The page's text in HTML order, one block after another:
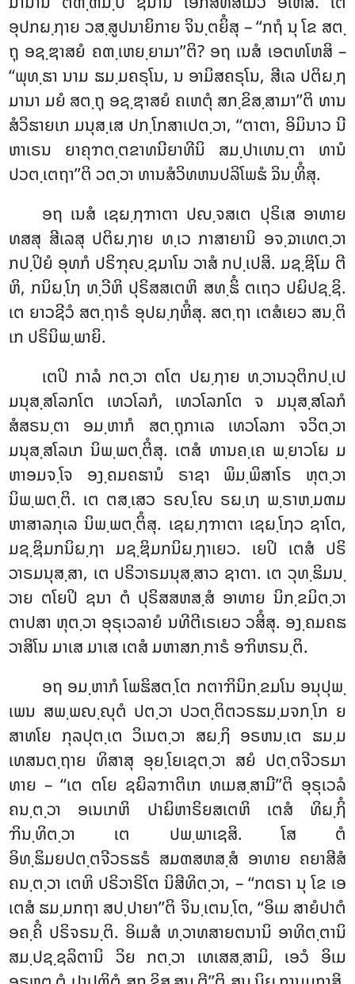
ອຸປກຏ຺ຐາຍ ວສ຺ສູປນາຍິກາຍ ຈິນ຺ຕຍິໍສຸ – ‘‘ກຖໍ ນຸ ໂຂ ສຕ຺
ຖຸ ອຊ຺ຌາສຍໍ ຄຓ຺ເຫຍ຺ຍາມາ’’ຕິ? ອຖ ເນສໍ ເອຕທໂຫສິ –
‘‘ພຸທ຺ຘາ ນາມ ຘມ຺ມຄຣຸໂນ, ນ ອາມິສຄຣຸໂນ, ສີເລ ປຕິຏ຺ຐ
ມານາ ມຍໍ ສຕ຺ຖຸ ອຊ຺ຌາສຍໍ ຄເຫຕຸໍ ສກ຺ຂິສ຺ສາມາ’’ຕິ ທານ
ສໍວິຘາຍເກ ມນຸສ຺ເສ ປກ຺ໂກສາເປຕ຺ວາ, ‘‘ຕາຕາ, ອິມິນາວ ນີ
ຫາເຣນ ຍາຄຸຠຕ຺ຕຂາທນີຍາທີນິ ສມ຺ປາເທນ຺ຕາ ທານໍ
ປວຕ຺ເຕຖາ’’ຕິ ວຕ຺ວາ ທານສໍວິທຫນປລິໂພຘໍ ຉິນ຺ທິໍສຸ.
ອຖ ເນສໍ ເຊຏ຺ຐຠາຕາ ປຎ຺ຈສເຕ ປຸຣິເສ ອາທາຍ
ທສສຸ ສີເລສຸ ປຕິຏ຺ຐາຍ ທ຺ເວ ກາສາຍານິ ອຈ຺ຉາເທຕ຺ວາ
ກປ຺ປິຍໍ ອຸທກໍ ປຣິຠຸຎ຺ຊມາໂນ ວາສໍ ກປ຺ເປສິ. ມຊ຺ຌິໂມ ຕີ
ຫິ, ກນິຏ຺ໂຐ ທ຺ວີຫິ ປຸຣິສສເຕຫິ ສທ຺ຘິໍ ຕເຖວ ປຏິປຊ຺ຊິ.
ເຕ ຍາວຊີວໍ ສຕ຺ຖາຣໍ ອຸປຏ຺ຐຫິໍສຸ. ສຕ຺ຖາ ເຕສໍເຍວ ສນ຺ຕິ
ເກ ປຣິນິພ຺ພາຍິ.
ເຕປິ ກາລໍ ກຕ຺ວາ ຕໂຕ ປຏ຺ຐາຍ ທ຺ວານວຸຕິກປ຺ເປ
ມນຸສ຺ສໂລກໂຕ ເທວໂລກໍ, ເທວໂລກໂຕ ຈ ມນຸສ຺ສໂລກໍ
ສໍສຣນ຺ຕາ ອມ຺ຫາກໍ ສຕ຺ຖຸກາເລ ເທວໂລກາ ຈວິຕ຺ວາ
ມນຸສ຺ສໂລເກ ນິພ຺ພຕ຺ຕິໍສຸ. ເຕສໍ ທານຄ຺ເຄ ພ຺ຍາວໂຏ ມ
ຫາອມຈ຺ໂຈ ອງ຺ຄມຄຘານໍ ຣາຊາ ພິມ຺ພິສາໂຣ ຫຸຕ຺ວາ
ນິພ຺ພຕ຺ຕິ. ເຕ ຕສ຺ເສວ ຣຎ຺ໂຎ ຣຏ຺ເຐ ພ຺ຣາຫ຺ມຓມ
ຫາສາລກຸເລ ນິພ຺ພຕ຺ຕິໍສຸ. ເຊຏ຺ຐຠາຕາ ເຊຏ຺ໂຐວ ຊາໂຕ,
ມຊ຺ຌິມກນິຏ຺ຐາ ມຊ຺ຌິມກນິຏ຺ຐາເຍວ. ເຍປິ ເຕສໍ ປຣິ
ວາຣມນຸສ຺ສາ, ເຕ ປຣິວາຣມນຸສ຺ສາວ ຊາຕາ. ເຕ ວຸທ຺ຘິມນ຺
ວາຍ ຕໂຍປິ ຊນາ ຕໍ ປຸຣິສສຫສ຺ສໍ ອາທາຍ ນິກ຺ຂມິຕ຺ວາ
ຕາປສາ ຫຸຕ຺ວາ ອຸຣຸເວລາຍໍ ນທີຕີເຣເຍວ ວສິໍສຸ. ອງ຺ຄມຄຘ
ວາສິໂນ ມາເສ ມາເສ ເຕສໍ ມຫາສກ຺ກາຣໍ ອຠິຫຣນ຺ຕິ.
ອຖ ອມ຺ຫາກໍ ໂພຘິສຕ຺ໂຕ ກຕາຠິນິກ຺ຂມໂນ ອນຸປຸພ຺
ເພນ ສພ຺ພຎ຺ຎຸຕໍ ປຕ຺ວາ ປວຕ຺ຕິຕວຣຘມ຺ມຈກ຺ໂກ ຍ
ສາທໂຍ ກຸລປຸຕ຺ເຕ ວິເນຕ຺ວາ ສຏ຺ຐິ ອຣຫນ຺ເຕ ຘມ຺ມ
ເທສນຕ຺ຖາຍ ທິສາສຸ ອຸຍ຺ໂຍເຊຕ຺ວາ ສຍໍ ປຕ຺ຕຈີວຣມາ
ທາຍ – ‘‘ເຕ ຕໂຍ ຊຏິລຠາຕິເກ ທເມສ຺ສາມີ’’ຕິ ອຸຣຸເວລໍ
ຄນ຺ຕ຺ວາ ອເນເກຫິ ປາຏິຫາຣິຍສເຕຫິ ເຕສໍ ທິຏ຺ຐິໍ
ຠິນ຺ທິຕ຺ວາ ເຕ ປພ຺ພາເຊສິ. ໂສ ຕໍ
ອິທ຺ຘິມຍປຕ຺ຕຈີວຣຘຣໍ ສມຓສຫສ຺ສໍ ອາທາຍ ຄຍາສີສໍ
ຄນ຺ຕ຺ວາ ເຕຫິ ປຣິວາຣິໂຕ ນິສີທິຕ຺ວາ, – ‘‘ກຕຣາ ນຸ ໂຂ ເອ
ເຕສໍ ຘມ຺ມກຖາ ສປ຺ປາຍາ’’ຕິ ຈິນ຺ເຕນ຺ໂຕ, ‘‘ອິເມ ສາຍໍປາຕໍ
ອຄ຺ຄິໍ ປຣິຈຣນ຺ຕິ. ອິເມສໍ ທ຺ວາທສາຍຕນານິ ອາທິຕ຺ຕານິ
ສມ຺ປຊ຺ຊລິຕານິ ວິຍ ກຕ຺ວາ ເທເສສ຺ສາມິ, ເອວໍ ອິເມ